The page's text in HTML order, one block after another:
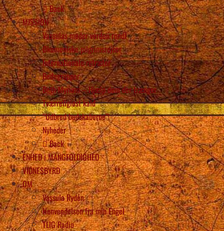
Back
MISSION
Vassulas møder verden rundt
Økumeniske pilgrimsrejser
Internationale retræter
Bedegrupper
Beth Myriam – Hjælp dem der trænger
Tværreligiøst kald
“Udbred budskaberne”!
Nyheder
Back
ENHED i MANGFOLDIGHED
VIDNESBYRD
OM
Vassula Rydén
Henvendelsen fra min Engel
TLIG Radio